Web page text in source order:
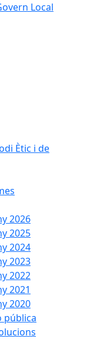
Local
Ètic i de
2026
2025
2024
2023
2022
2021
2020
pública